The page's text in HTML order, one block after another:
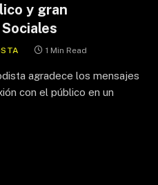
y gran
1 Min Read
agradece los mensajes
con el público en un